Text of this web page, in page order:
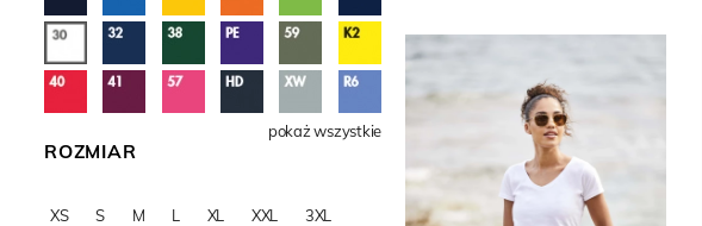
pokaż wszystkie
ROZMIAR
XS S M L XL XXL 3XL